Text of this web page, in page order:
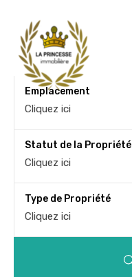
Emplacement
Cliquez ici
Statut de la Propriété
Cliquez ici
Type de Propriété
Cliquez ici